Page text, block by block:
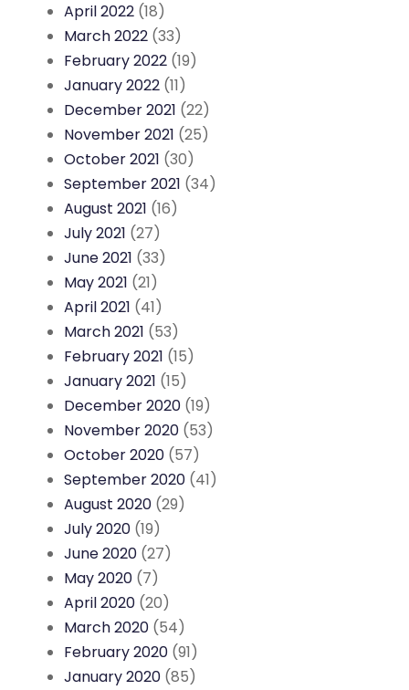
April 2022 (18)
March 2022 (33)
February 2022 (19)
January 2022 (11)
December 2021 (22)
November 2021 (25)
October 2021 (30)
September 2021 (34)
August 2021 (16)
July 2021 (27)
June 2021 (33)
May 2021 (21)
April 2021 (41)
March 2021 (53)
February 2021 (15)
January 2021 (15)
December 2020 (19)
November 2020 (53)
October 2020 (57)
September 2020 (41)
August 2020 (29)
July 2020 (19)
June 2020 (27)
May 2020 (7)
April 2020 (20)
March 2020 (54)
February 2020 (91)
January 2020 (85)